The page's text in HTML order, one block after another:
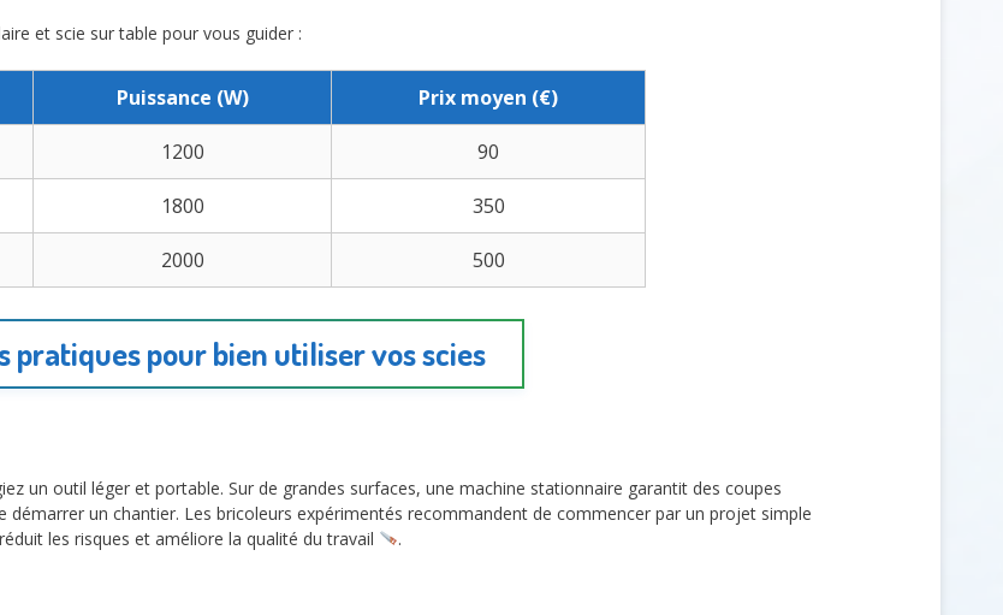
et scie sur table pour vous guider :
Puissance (W) Prix moyen (€)
1200 90
1800 350
2000 500
pratiques pour bien utiliser vos scies
un outil léger et portable. Sur de grandes surfaces, une machine stationnaire garantit des coupes
démarrer un chantier. Les bricoleurs expérimentés recommandent de commencer par un projet simple
les risques et améliore la qualité du travail
.